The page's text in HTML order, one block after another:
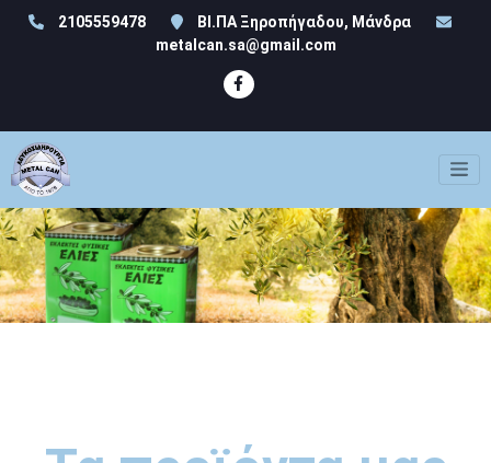
2105559478
ΒΙ.ΠΑ Ξηροπήγαδου, Μάνδρα
metalcan.sa@gmail.com